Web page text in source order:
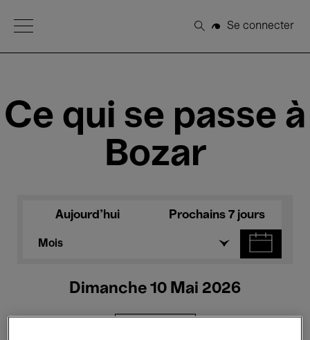
Open Menu
Rechercher
Se connecter
Ce qui se passe à
Bozar
Aujourd'hui Prochains 7 jours
Mois
Dimanche 10 Mai 2026